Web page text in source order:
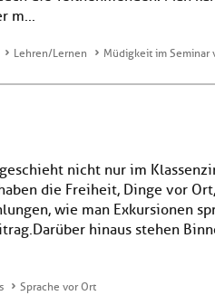
m...
Lehren/Lernen Müdigkeit im Seminar
nicht nur im
die Freiheit, Dinge vor
wie man Exkursionen
hinaus stehen
Sprache vor Ort